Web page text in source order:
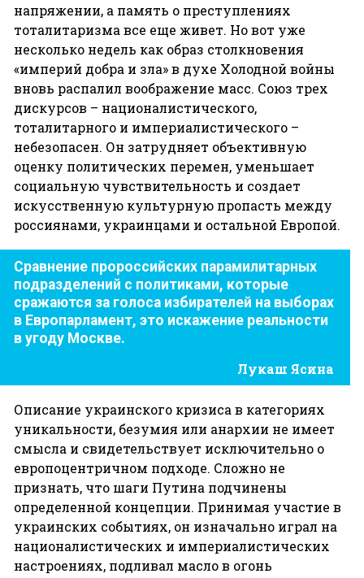
напряжении, а память о преступлениях
тоталитаризма все еще живет. Но вот уже
несколько недель как образ столкновения
«империй добра и зла» в духе Холодной войны
вновь распалил воображение масс. Союз трех
дискурсов – националистического,
тоталитарного и империалистического –
небезопасен. Он затрудняет объективную
оценку политических перемен, уменьшает
социальную чувствительность и создает
искусственную культурную пропасть между
россиянами, украинцами и остальной Европой.
Сравнение пророссийских парамилитарных
подразделений с политиками, которые
сражаются за голоса избирателей на выборах
в Европарламент, это искажение реальности
в угоду Москве.
Лукаш Ясина
Описание украинского кризиса в категориях
уникальности, безумия или анархии не имеет
смысла и свидетельствует исключительно о
европоцентричном подходе. Сложно не
признать, что шаги Путина подчинены
определенной концепции. Принимая участие в
украинских событиях, он изначально играл на
националистических и империалистических
настроениях, подливал масло в огонь